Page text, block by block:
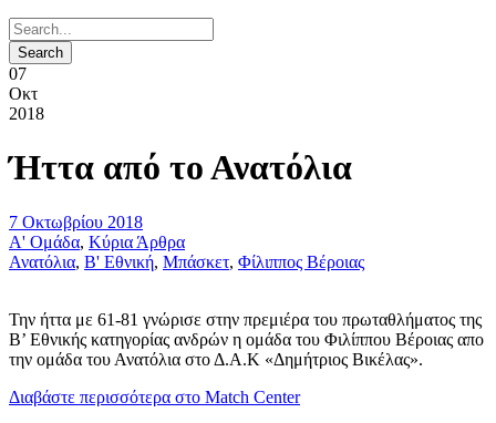
07
Οκτ
2018
Ήττα από το Ανατόλια
7 Οκτωβρίου 2018
Α' Ομάδα, Κύρια Άρθρα
Ανατόλια, Β' Εθνική, Μπάσκετ, Φίλιππος Βέροιας
Την ήττα με 61-81 γνώρισε στην πρεμιέρα του πρωταθλήματος της
Β’ Εθνικής κατηγορίας ανδρών η ομάδα του Φιλίππου Βέροιας απο
την ομάδα του Ανατόλια στο Δ.Α.Κ «Δημήτριος Βικέλας».
Διαβάστε περισσότερα στο Match Center